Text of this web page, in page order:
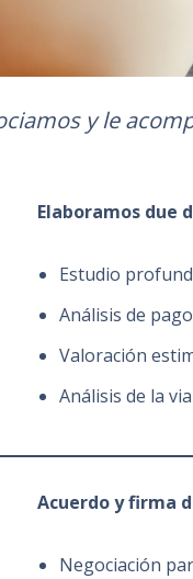
y le
Elaboramos due
Estudio
Análisis de
Valoración
Análisis de la
Acuerdo y firma
Negociación